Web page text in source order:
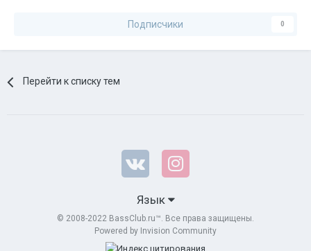
Подписчики 0
Перейти к списку тем
Язык
© 2008-2022 BassClub.ru™. Все права защищены.
Powered by Invision Community